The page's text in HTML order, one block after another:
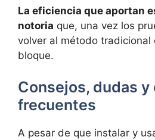
La eficiencia que aportan
notoria que, una vez los
volver al método tradicional
bloque.
Consejos, dudas y
frecuentes
A pesar de que instalar y